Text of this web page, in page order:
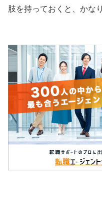
肢を持っておくと、かな